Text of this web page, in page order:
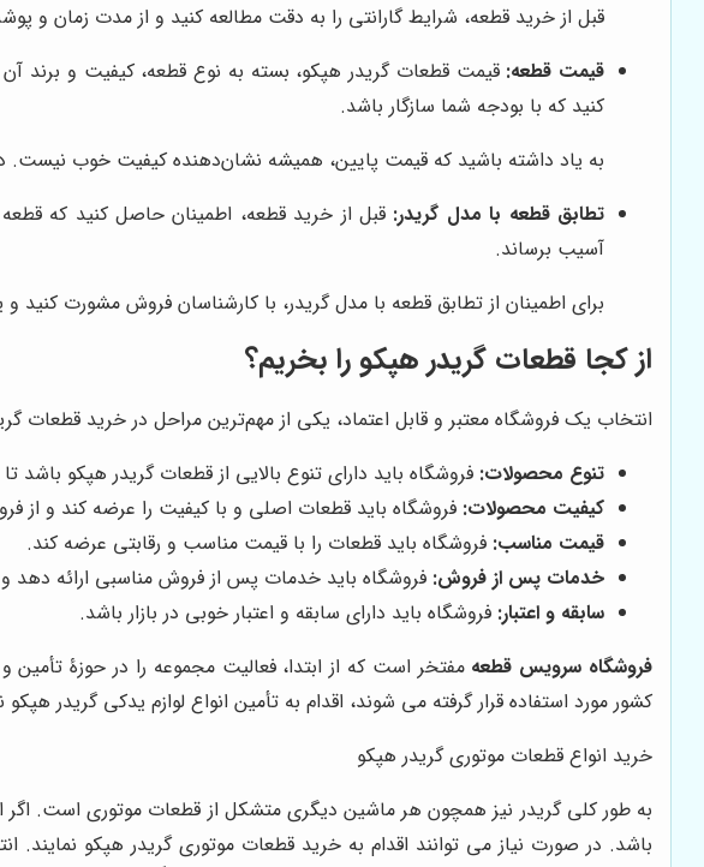
قبل از خرید قطعه، شرایط گارانتی را به دقت مطالعه کنید و از مدت زمان و
قیمت قطعه: قیمت قطعات گریدر هپکو، بسته به نوع قطعه، کیفیت و برند
کنید که با بودجه شما سازگار باشد.
به یاد داشته باشید که قیمت پایین، همیشه نشان‌دهنده کیفیت خوب
تطابق قطعه با مدل گریدر: قبل از خرید قطعه، اطمینان حاصل کنید که
آسیب برساند.
برای اطمینان از تطابق قطعه با مدل گریدر، با کارشناسان فروش مشورت کنید و
از کجا قطعات گریدر هپکو را بخریم؟
انتخاب یک فروشگاه معتبر و قابل اعتماد، یکی از مهم‌ترین مراحل در خرید
تنوع محصولات: فروشگاه باید دارای تنوع بالایی از قطعات گریدر هپکو باشد
کیفیت محصولات: فروشگاه باید قطعات اصلی و با کیفیت را عرضه کند و از
قیمت مناسب: فروشگاه باید قطعات را با قیمت مناسب و رقابتی عرضه کند.
خدمات پس از فروش: فروشگاه باید خدمات پس از فروش مناسبی ارائه
سابقه و اعتبار: فروشگاه باید دارای سابقه و اعتبار خوبی در بازار باشد.
فروشگاه سرویس قطعه مفتخر است که از ابتدا، فعالیت مجموعه را در حوزۀ
کشور مورد استفاده قرار گرفته می شوند، اقدام به تأمین انواع لوازم یدکی گریدر
خرید انواع قطعات موتوری گریدر هپکو
به طور کلی گریدر نیز همچون هر ماشین دیگری متشکل از قطعات موتوری است.
باشد. در صورت نیاز می توانند اقدام به خرید قطعات موتوری گریدر هپکو